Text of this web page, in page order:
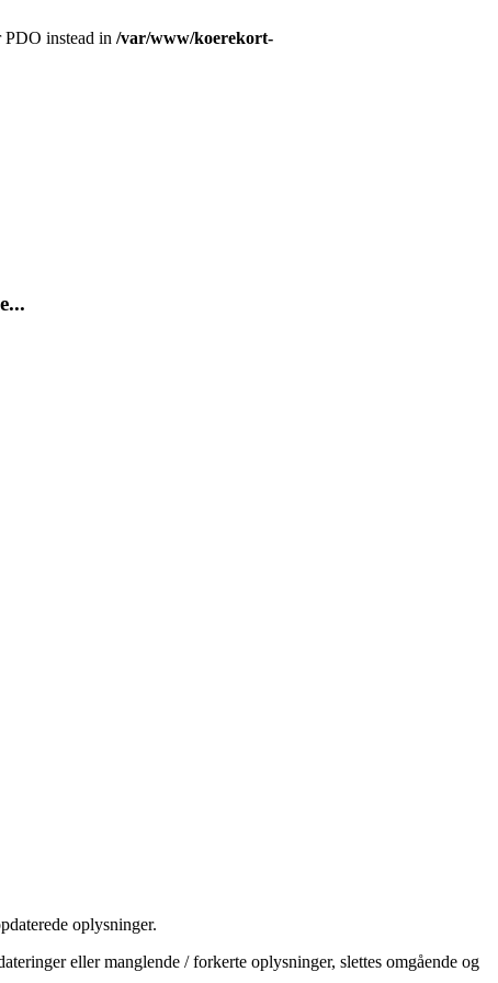
PDO instead in /var/www/koerekort-
oplysninger.
eller manglende / forkerte oplysninger, slettes omgående og